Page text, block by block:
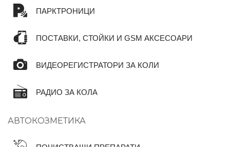
ПАРКТРОНИЦИ
ПОСТАВКИ, СТОЙКИ И GSM АКСЕСОАРИ
ВИДЕОРЕГИСТРАТОРИ ЗА КОЛИ
РАДИО ЗА КОЛА
АВТОКОЗМЕТИКА